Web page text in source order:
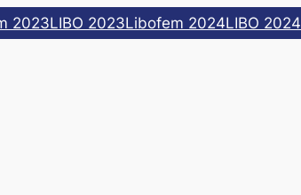
2023LIBO 2023Libofem 2024LIBO 2024